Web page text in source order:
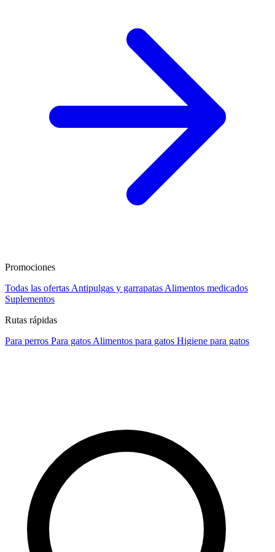
Promociones
Todas las ofertas Antipulgas y garrapatas Alimentos medicados
Suplementos
Rutas rápidas
Para perros Para gatos Alimentos para gatos Higiene para gatos